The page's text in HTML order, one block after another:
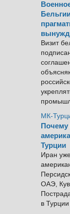
Визит
МК-
Почему
Турции
Иран
ОАЭ,
в